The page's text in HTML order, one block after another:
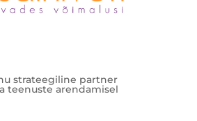
strateegiline partner
teenuste arendamisel